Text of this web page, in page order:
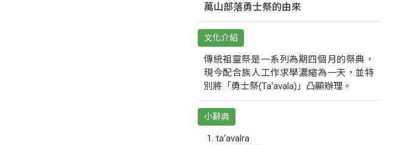
萬山部落勇士祭的由來
文化介紹
傳統祖靈祭是一系列為期四個月的祭典，
現今配合族人工作求學濃縮為一天，並特
別將「勇士祭(Ta‘avala)」凸顯辦理。
小辭典
ta‘avalra